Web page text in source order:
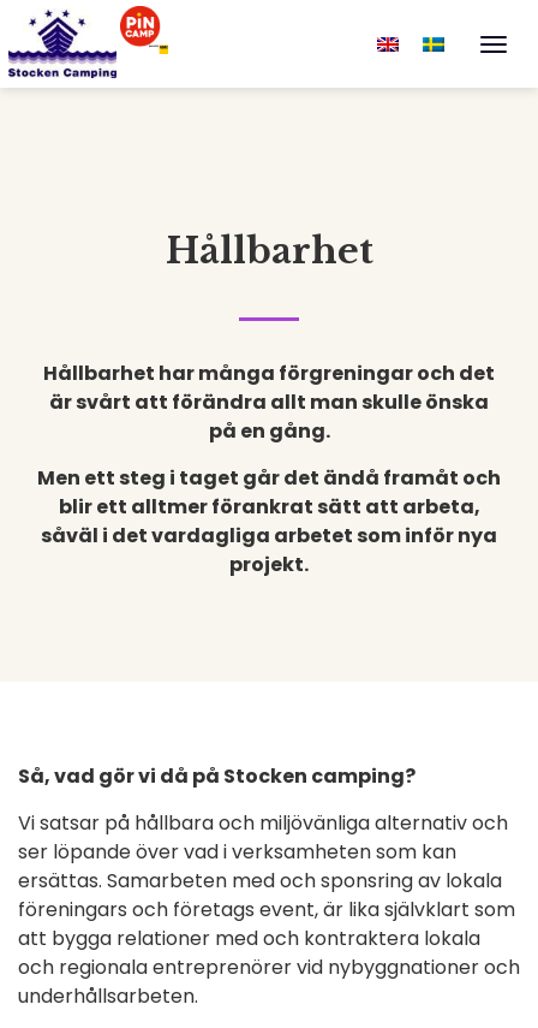
Hållbarhet
Hållbarhet har många förgreningar och det
är svårt att förändra allt man skulle önska
på en gång.
Men ett steg i taget går det ändå framåt och
blir ett alltmer förankrat sätt att arbeta,
såväl i det vardagliga arbetet som inför nya
projekt.
Så, vad gör vi då på Stocken camping?
Vi satsar på hållbara och miljövänliga alternativ och
ser löpande över vad i verksamheten som kan
ersättas. Samarbeten med och sponsring av lokala
föreningars och företags event, är lika självklart som
att bygga relationer med och kontraktera lokala
och regionala entreprenörer vid nybyggnationer och
underhållsarbeten.